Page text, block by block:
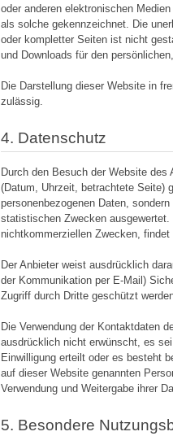
oder anderen elektronischen
als solche gekennzeichnet. Die
oder kompletter Seiten ist nicht
und Downloads für den
Die Darstellung dieser Website in
zulässig.
4. Datenschutz
Durch den Besuch der Website des
(Datum, Uhrzeit, betrachtete Seite)
personenbezogenen Daten,
statistischen Zwecken
nichtkommerziellen Zwecken, findet
Der Anbieter weist ausdrücklich
der Kommunikation per E-Mail)
Zugriff durch Dritte geschützt
Die Verwendung der Kontaktdaten
ausdrücklich nicht erwünscht, es
Einwilligung erteilt oder es besteht
auf dieser Website genannten
Verwendung und Weitergabe ihrer
5. Besondere